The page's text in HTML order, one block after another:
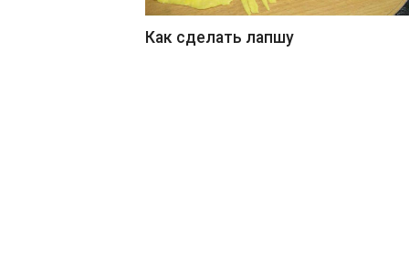
Как сделать лапшу